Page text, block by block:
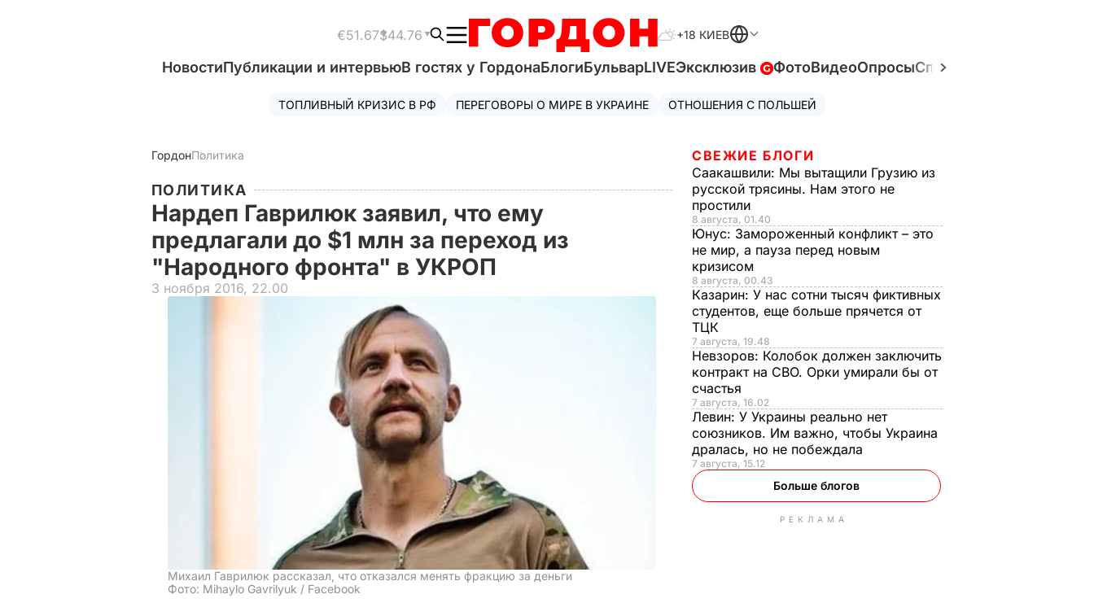
€51.67$44.76 +18 КИЕВ
НовостиПубликации и интервьюВ гостях у ГордонаБлогиБульварLIVEЭксклюзив ФотоВидеоОпросыСпецпроекты
ТОПЛИВНЫЙ КРИЗИС В РФ ПЕРЕГОВОРЫ О МИРЕ В УКРАИНЕ ОТНОШЕНИЯ С ПОЛЬШЕЙ
ГордонПолитика
ПОЛИТИКА
Нардеп Гаврилюк заявил, что ему
предлагали до $1 млн за переход из
"Народного фронта" в УКРОП
3 ноября 2016, 22.00
Михаил Гаврилюк рассказал, что отказался менять фракцию за деньги
Фото: Mihaylo Gavrilyuk / Facebook
СВЕЖИЕ БЛОГИ
Саакашвили: Мы вытащили Грузию из
русской трясины. Нам этого не
простили
8 августа, 01.40
Юнус: Замороженный конфликт – это
не мир, а пауза перед новым
кризисом
8 августа, 00.43
Казарин: У нас сотни тысяч фиктивных
студентов, еще больше прячется от
ТЦК
7 августа, 19.48
Невзоров: Колобок должен заключить
контракт на СВО. Орки умирали бы от
счастья
7 августа, 16.02
Левин: У Украины реально нет
союзников. Им важно, чтобы Украина
дралась, но не побеждала
7 августа, 15.12
Больше блогов
РЕКЛАМА